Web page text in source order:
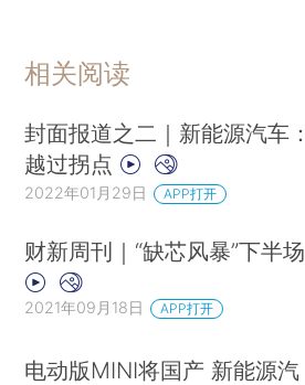
相关阅读
封面报道之二｜新能源汽车：
越过拐点
2022年01月29日 APP打开
财新周刊｜“缺芯风暴”下半场
2021年09月18日 APP打开
电动版MINI将国产 新能源汽